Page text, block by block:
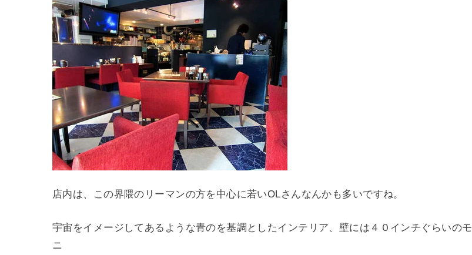
店内は、この界隈のリーマンの方を中心に若いOLさんなんかも多いですね。
宇宙をイメージしてあるような青のを基調としたインテリア、壁には４０インチぐらいのモ
ニ